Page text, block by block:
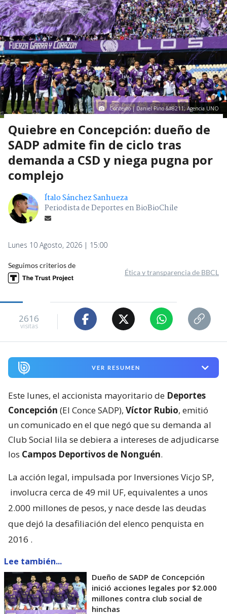
Contexto | Daniel Pino &#8211; Agencia UNO
Quiebre en Concepción: dueño de
SADP admite fin de ciclo tras
demanda a CSD y niega pugna por
complejo
Ítalo Sánchez Sanhueza
Periodista de Deportes en BioBioChile
Lunes 10 Agosto, 2026 | 15:00
Seguimos criterios de
Ética y transparencia de BBCL
2616
visitas
VER RESUMEN
Este lunes, el accionista mayoritario de Deportes
Concepción (El Conce SADP), Víctor Rubio, emitió
un comunicado en el que negó que su demanda al
Club Social lila se debiera a intereses de adjudicarse
los Campos Deportivos de Nonguén.
La acción legal, impulsada por Inversiones Vicjo SP,
involucra cerca de 49 mil UF, equivalentes a unos
2.000 millones de pesos, y nace desde las deudas
que dejó la desafiliación del elenco penquista en
2016 .
Lee también...
Dueño de SADP de Concepción
inició acciones legales por $2.000
millones contra club social de
hinchas